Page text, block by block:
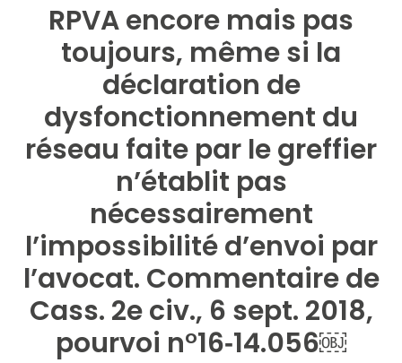
RPVA encore mais pas
toujours, même si la
déclaration de
dysfonctionnement du
réseau faite par le greffier
n’établit pas
nécessairement
l’impossibilité d’envoi par
l’avocat. Commentaire de
Cass. 2e civ., 6 sept. 2018,
pourvoi n°16‑14.056￼